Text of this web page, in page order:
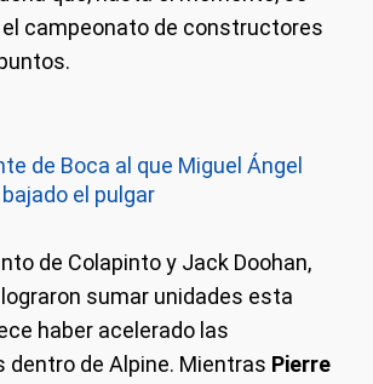
campeonato de constructores
de Boca al que Miguel Ángel
el pulgar
de Colapinto y Jack Doohan,
sumar unidades esta
haber acelerado las
dentro de Alpine. Mientras Pierre